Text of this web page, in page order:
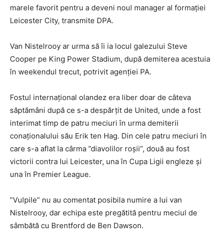
marele favorit pentru a deveni noul manager al formaţiei
Leicester City, transmite DPA.
Van Nistelrooy ar urma să îi ia locul galezului Steve
Cooper pe King Power Stadium, după demiterea acestuia
în weekendul trecut, potrivit agenţiei PA.
Fostul internaţional olandez era liber doar de câteva
săptămâni după ce s-a despărţit de United, unde a fost
interimat timp de patru meciuri în urma demiterii
conaţionalului său Erik ten Hag. Din cele patru meciuri în
care s-a aflat la cârma ”diavolilor roşii”, două au fost
victorii contra lui Leicester, una în Cupa Ligii engleze şi
una în Premier League.
”Vulpile” nu au comentat posibila numire a lui van
Nistelrooy, dar echipa este pregătită pentru meciul de
sâmbătă cu Brentford de Ben Dawson.